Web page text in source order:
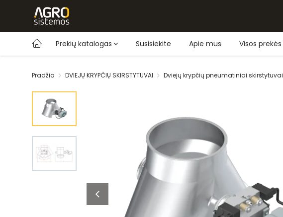
Prekių katalogas Susisiekite Apie mus Visos prekės
Pradžia DVIEJŲ KRYPČIŲ SKIRSTYTUVAI Dviejų krypčių pneumatiniai skirstytuvai